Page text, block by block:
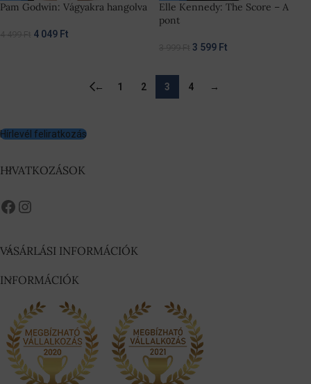
Pam Godwin: Vágyakra hangolva
4 049 Ft
Elle Kennedy: The Score – A
pont
3 599 Ft
← 1 2 3 4 →
Hírlevél feliratkozás
HIVATKOZÁSOK
VÁSÁRLÁSI INFORMÁCIÓK
INFORMÁCIÓK